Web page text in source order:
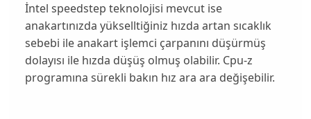
İntel speedstep teknolojisi mevcut ise
anakartınızda yükselltiğiniz hızda artan sıcaklık
sebebi ile anakart işlemci çarpanını düşürmüş
dolayısı ile hızda düşüş olmuş olabilir. Cpu-z
programına sürekli bakın hız ara ara değişebilir.